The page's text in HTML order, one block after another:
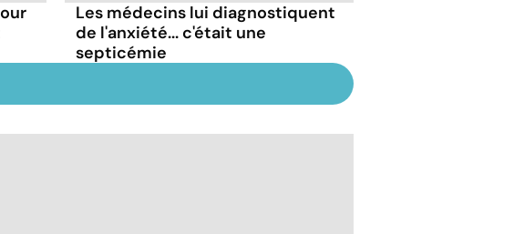
Les médecins lui diagnostiquent
de l'anxiété... c'était une
septicémie